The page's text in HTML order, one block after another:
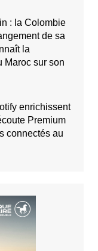
: la Colombie
de sa
la
Maroc sur son
enrichissent
Premium
connectés au